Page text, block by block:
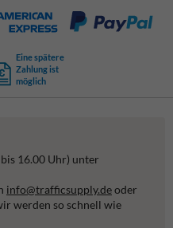
Eine spätere
Zahlung ist
möglich
16.00 Uhr) unter
info@trafficsupply.deoder
werden so schnell wie